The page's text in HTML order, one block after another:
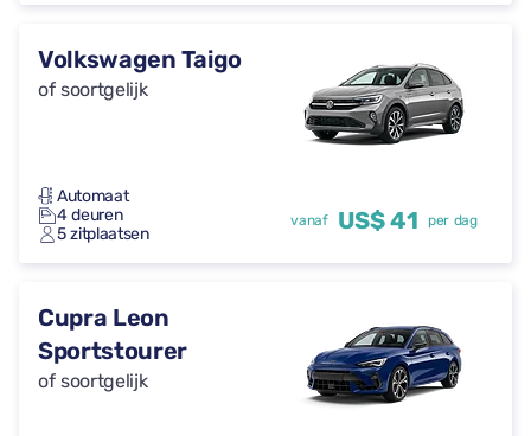
Volkswagen Taigo
of soortgelijk
Automaat
4 deuren
5 zitplaatsen
vanaf US$ 41 per dag
Cupra Leon
Sportstourer
of soortgelijk